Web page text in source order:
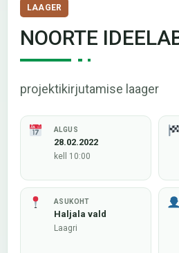
LAAGER
NOORTE
projektikirjutamise laager
ALGUS
28.02.2022
kell 10:00
ASUKOHT
Haljala vald
Laagri